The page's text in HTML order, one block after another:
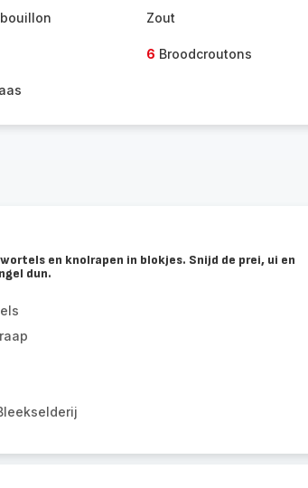
Zout
6 Broodcroutons
en knolrapen in blokjes. Snijd de prei, ui en
dun.